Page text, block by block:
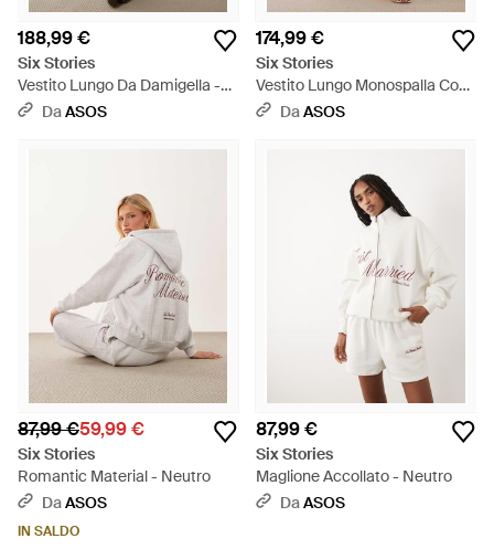
188,99 €
Six Stories
Vestito Lungo Da Damigella -
Marrone
DaASOS
174,99 €
Six Stories
Vestito Lungo Monospalla Con
Frange Asimmetriche - Neutro
DaASOS
87,99 €59,99 €
Six Stories
Romantic Material - Neutro
DaASOS
IN SALDO
87,99 €
Six Stories
Maglione Accollato - Neutro
DaASOS